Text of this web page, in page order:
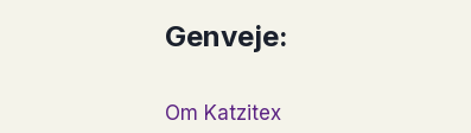
Genveje:
Om Katzitex